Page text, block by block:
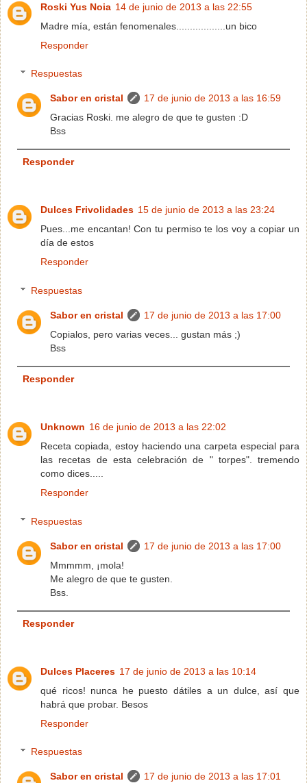
Roski Yus Noia 14 de junio de 2013 a las 22:55
Madre mía, están fenomenales..................un bico
Responder
Respuestas
Sabor en cristal
17 de junio de 2013 a las 16:59
Gracias Roski. me alegro de que te gusten :D
Bss
Responder
Dulces Frivolidades 15 de junio de 2013 a las 23:24
Pues...me encantan! Con tu permiso te los voy a copiar un
día de estos
Responder
Respuestas
Sabor en cristal
17 de junio de 2013 a las 17:00
Copialos, pero varias veces... gustan más ;)
Bss
Responder
Unknown 16 de junio de 2013 a las 22:02
Receta copiada, estoy haciendo una carpeta especial para
las recetas de esta celebración de " torpes". tremendo
como dices.....
Responder
Respuestas
Sabor en cristal
17 de junio de 2013 a las 17:00
Mmmmm, ¡mola!
Me alegro de que te gusten.
Bss.
Responder
Dulces Placeres 17 de junio de 2013 a las 10:14
qué ricos! nunca he puesto dátiles a un dulce, así que
habrá que probar. Besos
Responder
Respuestas
Sabor en cristal
17 de junio de 2013 a las 17:01